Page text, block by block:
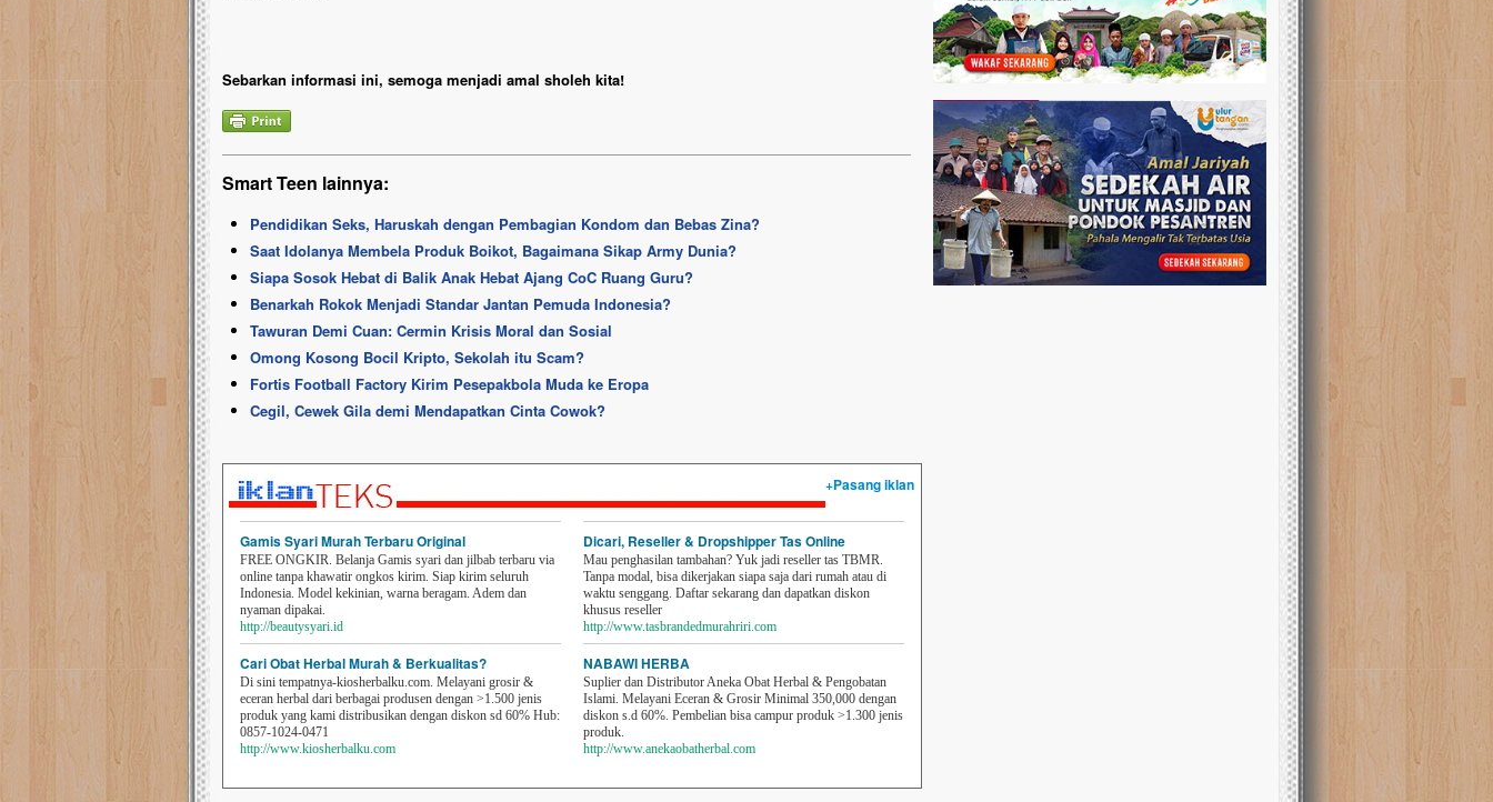
Sebarkan informasi ini, semoga menjadi amal sholeh kita!
Smart Teen lainnya:
Pendidikan Seks, Haruskah dengan Pembagian Kondom dan Bebas Zina?
Saat Idolanya Membela Produk Boikot, Bagaimana Sikap Army Dunia?
Siapa Sosok Hebat di Balik Anak Hebat Ajang CoC Ruang Guru?
Benarkah Rokok Menjadi Standar Jantan Pemuda Indonesia?
Tawuran Demi Cuan: Cermin Krisis Moral dan Sosial
Omong Kosong Bocil Kripto, Sekolah itu Scam?
Fortis Football Factory Kirim Pesepakbola Muda ke Eropa
Cegil, Cewek Gila demi Mendapatkan Cinta Cowok?
+Pasang iklan
Gamis Syari Murah Terbaru Original
FREE ONGKIR. Belanja Gamis syari dan jilbab terbaru via
online tanpa khawatir ongkos kirim. Siap kirim seluruh
Indonesia. Model kekinian, warna beragam. Adem dan
nyaman dipakai.
http://beautysyari.id
Cari Obat Herbal Murah & Berkualitas?
Di sini tempatnya-kiosherbalku.com. Melayani grosir &
eceran herbal dari berbagai produsen dengan >1.500 jenis
produk yang kami distribusikan dengan diskon sd 60% Hub:
0857-1024-0471
http://www.kiosherbalku.com
Dicari, Reseller & Dropshipper Tas Online
Mau penghasilan tambahan? Yuk jadi reseller tas TBMR.
Tanpa modal, bisa dikerjakan siapa saja dari rumah atau di
waktu senggang. Daftar sekarang dan dapatkan diskon
khusus reseller
http://www.tasbrandedmurahriri.com
NABAWI HERBA
Suplier dan Distributor Aneka Obat Herbal & Pengobatan
Islami. Melayani Eceran & Grosir Minimal 350,000 dengan
diskon s.d 60%. Pembelian bisa campur produk >1.300 jenis
produk.
http://www.anekaobatherbal.com